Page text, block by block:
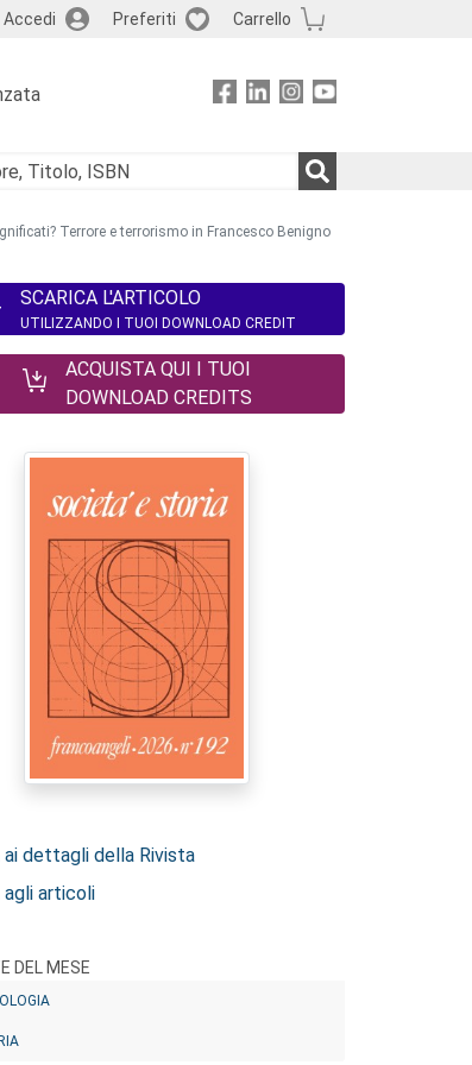
Accedi Preferiti Carrello
Terrore e terrorismo in Francesco Benigno
SCARICA L'ARTICOLO
UTILIZZANDO I TUOI DOWNLOAD CREDIT
ACQUISTA QUI I TUOI
DOWNLOAD CREDITS
dettagli della Rivista
articoli
DEL MESE